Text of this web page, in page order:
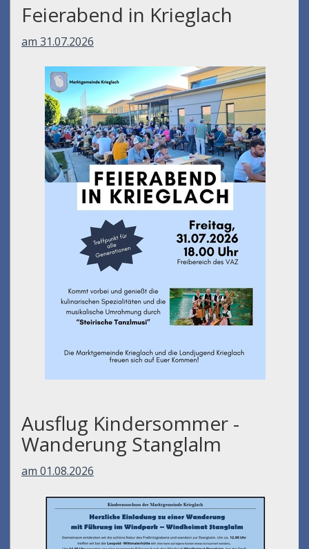
Feierabend in Krieglach
am 31.07.2026
Ausflug Kindersommer -
Wanderung Stanglalm
am 01.08.2026